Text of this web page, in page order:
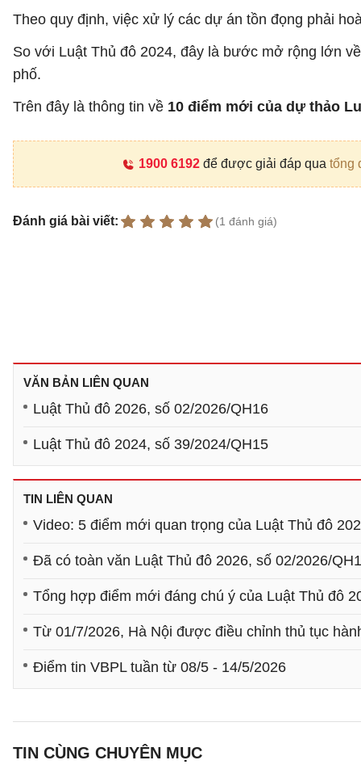
Theo quy định, việc xử lý các dự án tồn đọng phải
So với Luật Thủ đô 2024, đây là bước mở rộng lớn
phố.
Trên đây là thông tin về 10 điểm mới của dự thảo
1900 6192để được giải đáp qua tổng
Đánh giá bài viết: (1 đánh giá)
VĂN BẢN LIÊN QUAN
Luật Thủ đô 2026, số 02/2026/QH16
Luật Thủ đô 2024, số 39/2024/QH15
TIN LIÊN QUAN
Video: 5 điểm mới quan trọng của Luật Thủ đô
Đã có toàn văn Luật Thủ đô 2026, số 02/2026/
Tổng hợp điểm mới đáng chú ý của Luật Thủ đô
Từ 01/7/2026, Hà Nội được điều chỉnh thủ tục
Điểm tin VBPL tuần từ 08/5 - 14/5/2026
TIN CÙNG CHUYÊN MỤC